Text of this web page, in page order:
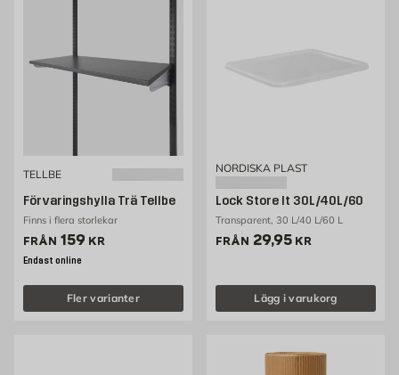
TELLBE
Förvaringshylla Trä Tellbe
Finns i flera storlekar
FRÅN Pris 159 kr
159 KR
Endast online
Fler varianter
NORDISKA PLAST
Lock Store It 30L/40L/60
Transparent, 30 L/40 L/60 L
FRÅN Pris 29.95 kr
29,95 KR
Lägg i varukorg